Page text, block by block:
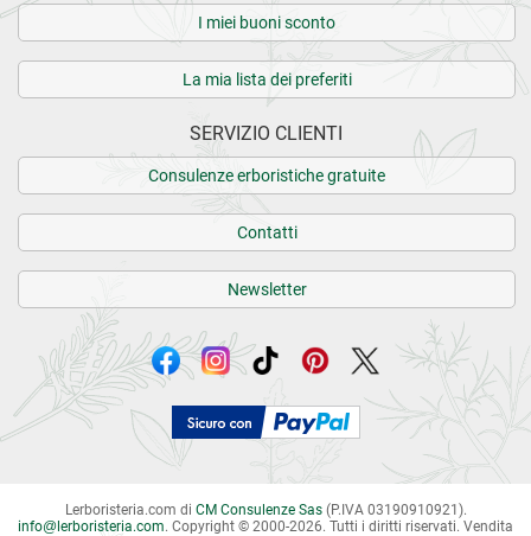
I miei buoni sconto
La mia lista dei preferiti
SERVIZIO CLIENTI
Consulenze erboristiche gratuite
Contatti
Newsletter
Lerboristeria.com di CM Consulenze Sas(P.IVA 03190910921).
info@ lerboristeria.com. Copyright © 2000-2026. Tutti i diritti riservati. Vendita